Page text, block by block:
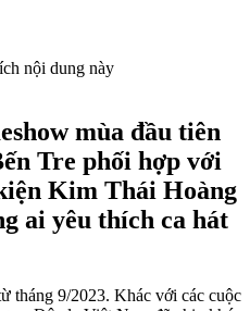
nội dung này
mùa đầu tiên
Tre phối hợp với
Kim Thái Hoàng
ai yêu thích ca hát
tháng 9/2023. Khác với các cuộc